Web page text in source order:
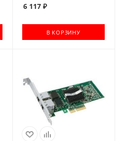
6 117₽
В КОРЗИНУ